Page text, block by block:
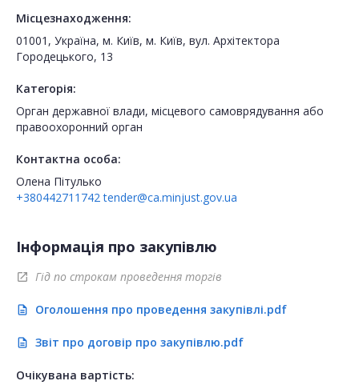
Місцезнаходження:
01001, Україна, м. Київ, м. Київ, вул. Архітектора
Городецького, 13
Категорія:
Орган державної влади, місцевого самоврядування або
правоохоронний орган
Контактна особа:
Олена Пітулько
+380442711742 tender@ca.minjust.gov.ua
Інформація про закупівлю
open_in_new Гід по строкам проведення торгів
description Оголошення про проведення закупівлі.pdf
description Звіт про договір про закупівлю.pdf
Очікувана вартість: